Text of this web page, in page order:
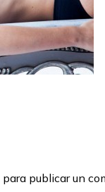
para publicar un